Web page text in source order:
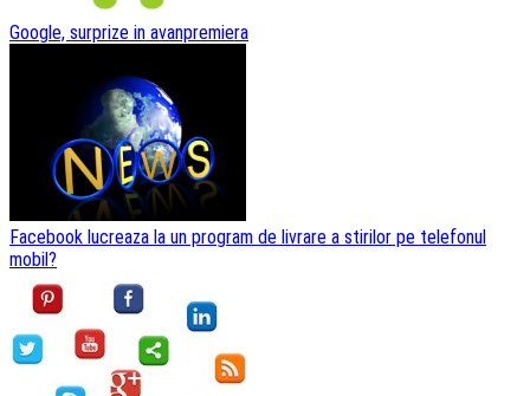
Google, surprize in avanpremiera
Facebook lucreaza la un program de livrare a stirilor pe telefonul
mobil?